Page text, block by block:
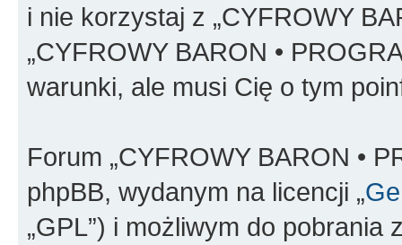
i nie korzystaj z „CYFROWY
„CYFROWY BARON •
warunki, ale musi Cię o tym
Forum „CYFROWY BARON •
phpBB, wydanym na licencji „
„GPL”) i możliwym do pobrania